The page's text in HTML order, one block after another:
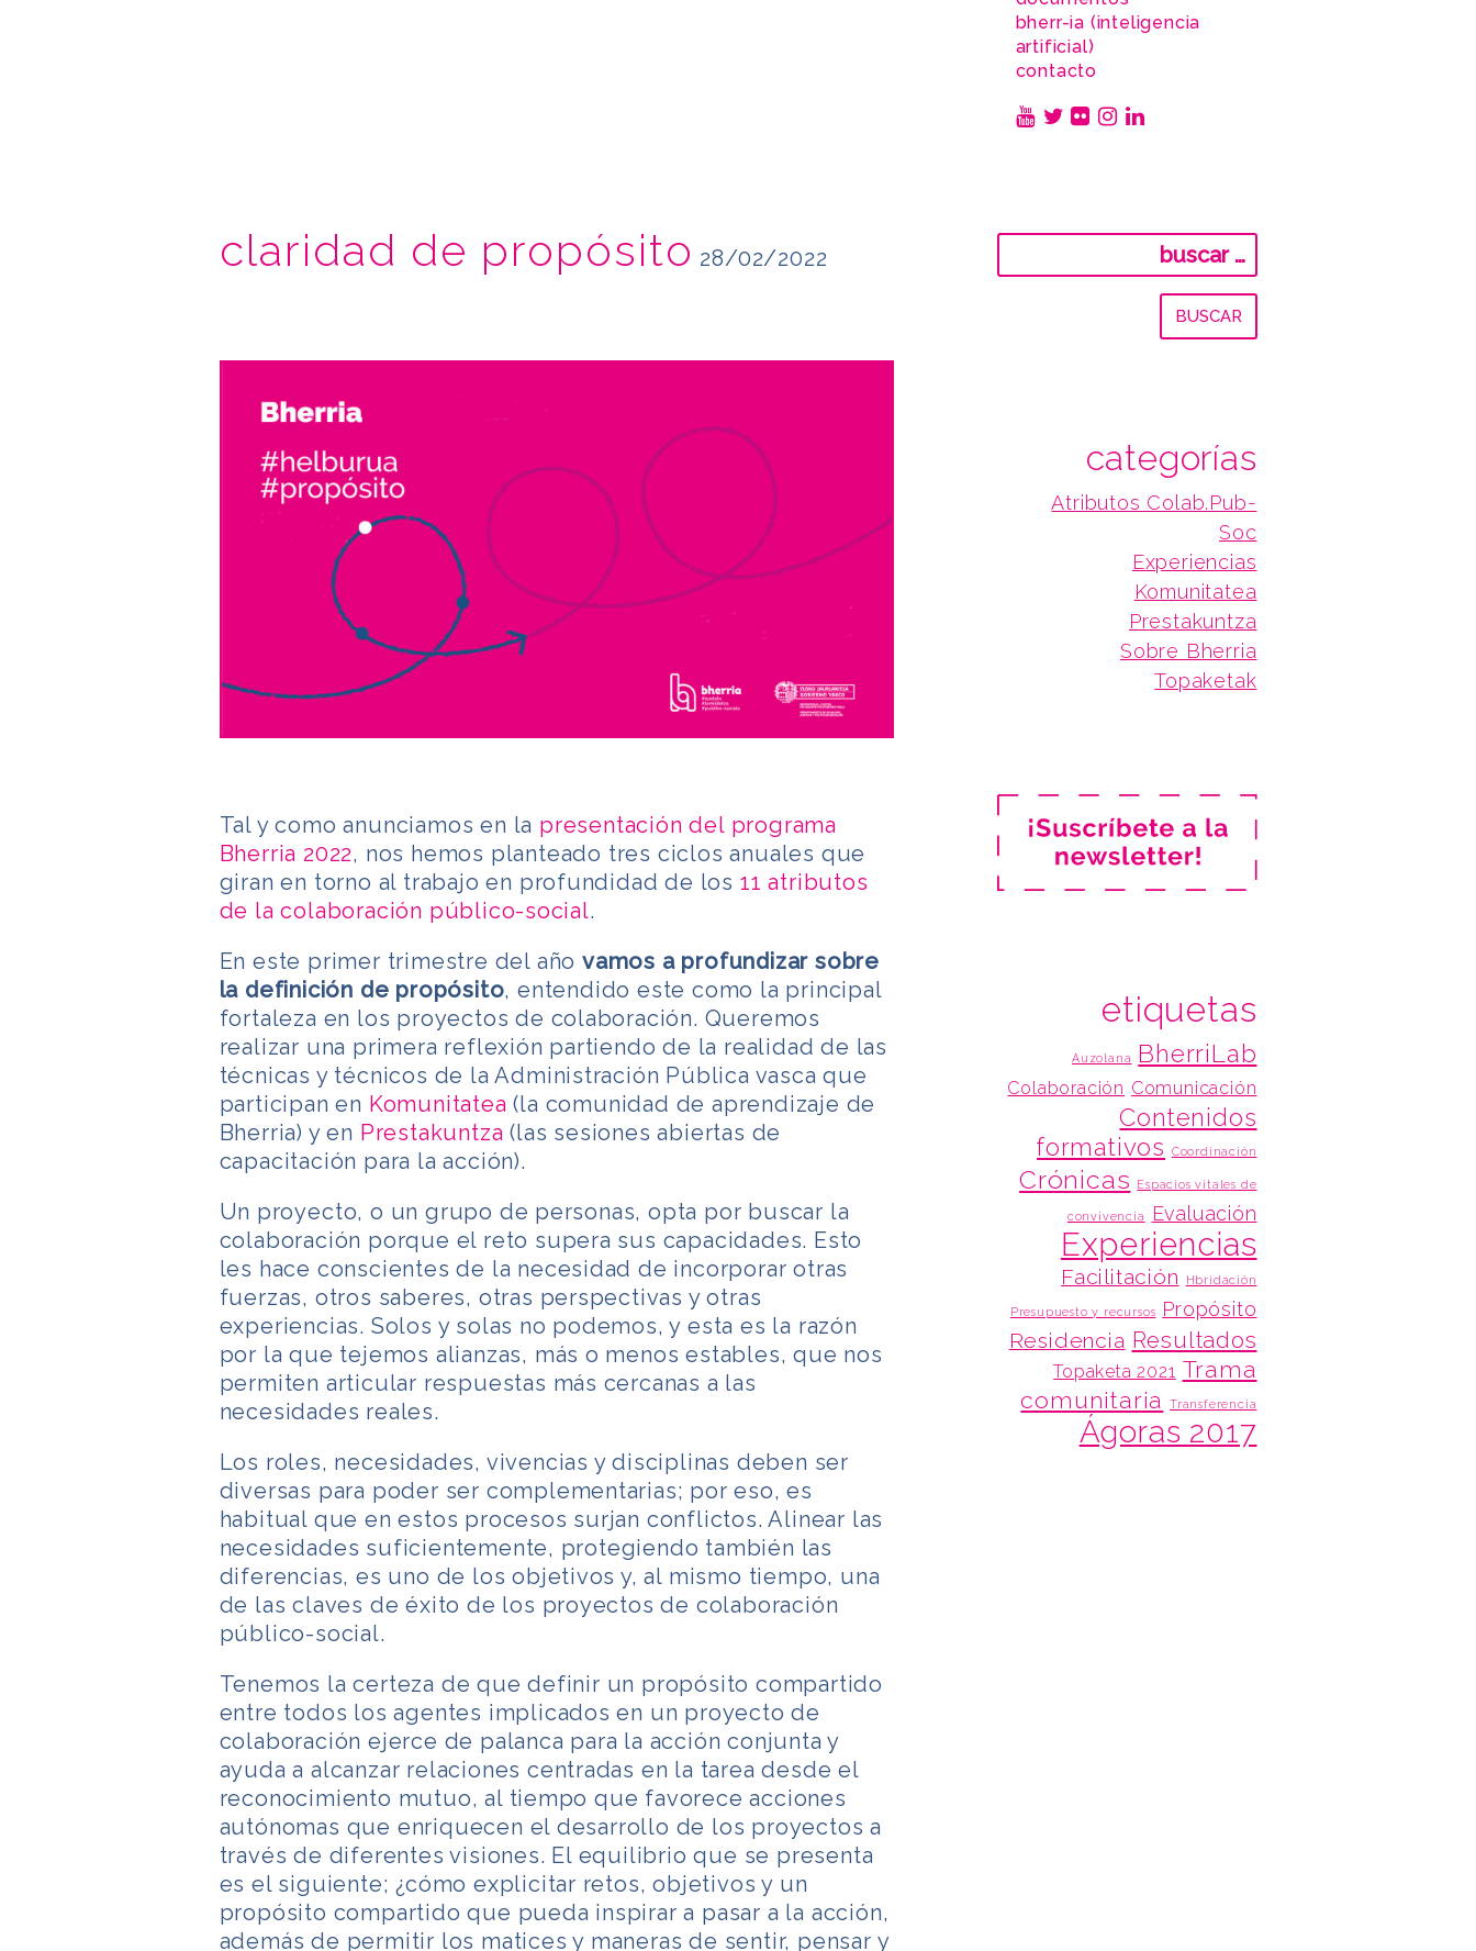
bherr-ia (inteligencia
artificial)
contacto
claridad de propósito 28/02/2022
Tal y como anunciamos en la presentación del programa
Bherria 2022, nos hemos planteado tres ciclos anuales que
giran en torno al trabajo en profundidad de los 11 atributos
de la colaboración público-social.
En este primer trimestre del año vamos a profundizar sobre
la definición de propósito, entendido este como la principal
fortaleza en los proyectos de colaboración. Queremos
realizar una primera reflexión partiendo de la realidad de las
técnicas y técnicos de la Administración Pública vasca que
participan en Komunitatea (la comunidad de aprendizaje de
Bherria) y en Prestakuntza (las sesiones abiertas de
capacitación para la acción).
Un proyecto, o un grupo de personas, opta por buscar la
colaboración porque el reto supera sus capacidades. Esto
les hace conscientes de la necesidad de incorporar otras
fuerzas, otros saberes, otras perspectivas y otras
experiencias. Solos y solas no podemos, y esta es la razón
por la que tejemos alianzas, más o menos estables, que nos
permiten articular respuestas más cercanas a las
necesidades reales.
Los roles, necesidades, vivencias y disciplinas deben ser
diversas para poder ser complementarias; por eso, es
habitual que en estos procesos surjan conflictos. Alinear las
necesidades suficientemente, protegiendo también las
diferencias, es uno de los objetivos y, al mismo tiempo, una
de las claves de éxito de los proyectos de colaboración
público-social.
Tenemos la certeza de que definir un propósito compartido
entre todos los agentes implicados en un proyecto de
colaboración ejerce de palanca para la acción conjunta y
ayuda a alcanzar relaciones centradas en la tarea desde el
reconocimiento mutuo, al tiempo que favorece acciones
autónomas que enriquecen el desarrollo de los proyectos a
través de diferentes visiones. El equilibrio que se presenta
es el siguiente; ¿cómo explicitar retos, objetivos y un
propósito compartido que pueda inspirar a pasar a la acción,
además de permitir los matices y maneras de sentir, pensar y
categorías
Atributos Colab.Pub-
Soc
Experiencias
Komunitatea
Prestakuntza
Sobre Bherria
Topaketak
etiquetas
Auzolana BherriLab
Colaboración Comunicación
Contenidos
formativos
Coordinación
Crónicas Espacios vitales de
convivencia Evaluación
Experiencias
Facilitación Hbridación
Presupuesto y recursos Propósito
Residencia Resultados
Topaketa 2021 Trama
comunitaria
Transferencia
Ágoras 2017